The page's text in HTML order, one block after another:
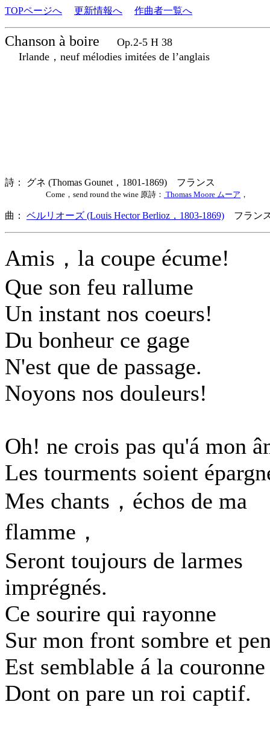
TOPページへ 更新情報へ 作曲者一覧へ
Chanson à boire
Op.2-5 H 38
Irlande，neuf mélodies imitées de l’anglais
詩： グネ (Thomas Gounet，1801-1869) フランス
Come，send round the wine 原詩： Thomas Moore ムーア ，
曲： ベルリオーズ (Louis Hector Berlioz，1803-1869) フラン
Amis，la coupe écume!
Que son feu rallume
Un instant nos coeurs!
Du bonheur ce gage
N'est que de passage.
Noyons nos douleurs!
Oh! ne crois pas qu'á mon
Les tourments soient
Mes chants，échos de ma
flamme，
Seront toujours de larmes
imprégnés.
Ce sourire qui rayonne
Sur mon front sombre et
Est semblable á la couronne
Dont on pare un roi captif.